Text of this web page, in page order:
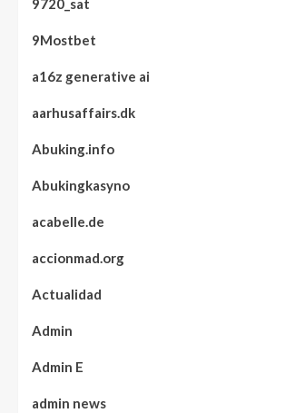
9720_sat
9Mostbet
a16z generative ai
aarhusaffairs.dk
Abuking.info
Abukingkasyno
acabelle.de
accionmad.org
Actualidad
Admin
Admin E
admin news